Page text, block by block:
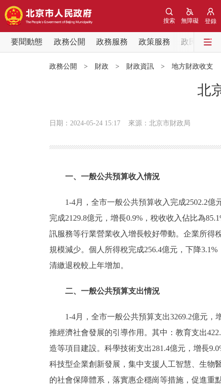
登錄
無障礙
搜索
要聞動態 政務公開 政務服務 政策服務
政民互動
政策兌現
決策公開
個人服務
便民服務
政民互動
政務公開 > 財政 > 財政資訊 > 地方財政收支
北
日期：2024-05-24 15:17 來源：北京市財政局
一、一般公共預算收入情況
1-4月，全市一般公共預算收入完成2502.2億
完成2129.8億元，增長0.9%，稅收收入佔比為
訊服務等行業營業收入增長較好帶動。企業所得
規模減少。個人所得稅完成256.4億元，下降
清繳退稅較上年增加。
二、一般公共預算支出情況
1-4月，全市一般公共預算支出3269.2億元，
推經濟社會發展的引導作用。其中：教育支出
造等項目建設。科學技術支出281.4億元，增長
科技型企業創新發展，集中支援人工智慧、生物
的社會保障體系，落實惠企穩崗等措施，促進重